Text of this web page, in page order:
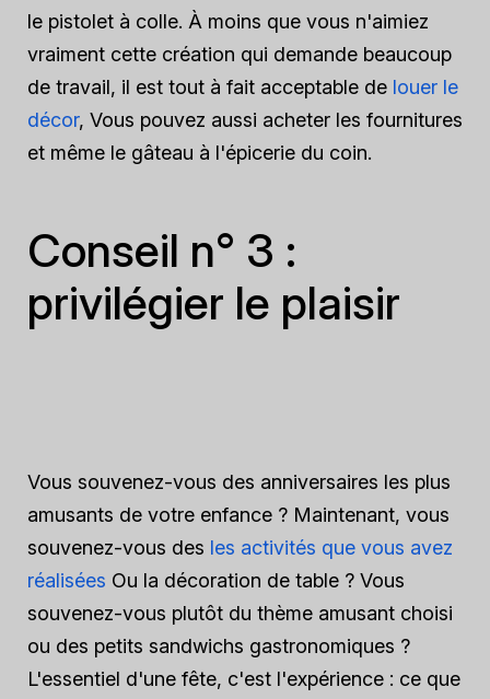
le pistolet à colle. À moins que vous n'aimiez
vraiment cette création qui demande beaucoup
de travail, il est tout à fait acceptable de louer le
décor, Vous pouvez aussi acheter les fournitures
et même le gâteau à l'épicerie du coin.
Conseil n° 3 :
privilégier le plaisir
Vous souvenez-vous des anniversaires les plus
amusants de votre enfance ? Maintenant, vous
souvenez-vous des les activités que vous avez
réalisées Ou la décoration de table ? Vous
souvenez-vous plutôt du thème amusant choisi
ou des petits sandwichs gastronomiques ?
L'essentiel d'une fête, c'est l'expérience : ce que